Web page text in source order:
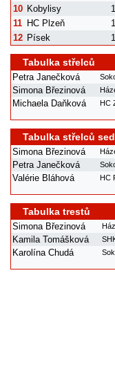
10 Kobylisy
11 HC Plzeň
12 Písek
Tabulka střelců
Petra Janečková
Simona Březinová
Michaela Daňková
HC
Tabulka střelců
Simona Březinová
Petra Janečková
Valérie Bláhová
HC
Tabulka trestů
Simona Březinová
Kamila Tomášková
Karolína Chudá